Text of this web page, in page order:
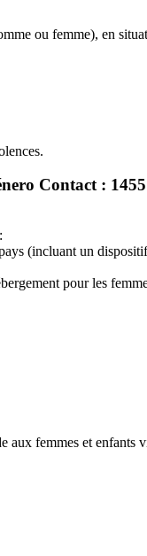
ou femme), en
Contact : 1455
(incluant un
pour les
aux femmes et